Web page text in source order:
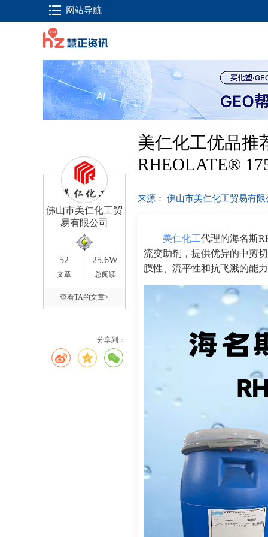
网站导航
佛山市美仁化工贸
易有限公司
52
文章
25.6W
总阅读
查看TA的文章>
分享到：
美仁化工优品推
RHEOLATE®
来源： 佛山市美仁化工贸易有
美仁化工代理的海名斯
流变助剂，提供优异的中剪
膜性、流平性和抗飞溅的能